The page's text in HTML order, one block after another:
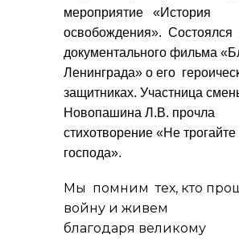
мероприятие «История
освобождения». Состоялся
документального фильма
Ленинграда» о его
защитниках. Участница
Новопашина Л.В. прочла
стихотворение «Не
господа».
Мы помним тех, кто
войну и живем
благодаря великому